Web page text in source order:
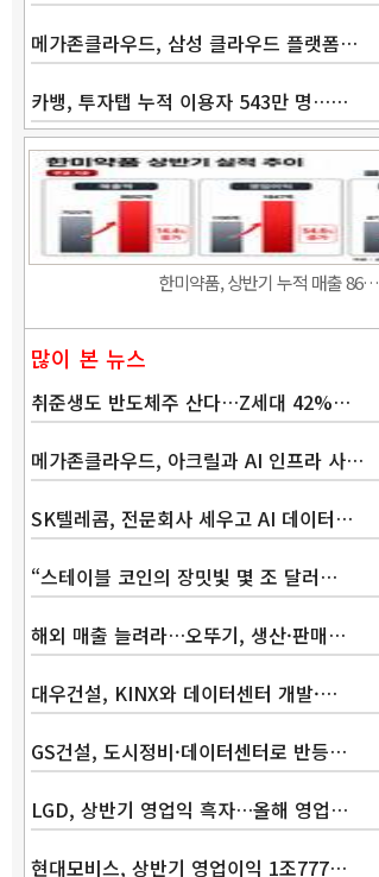
메가존클라우드, 삼성 클라우드 플랫폼…
카뱅, 투자탭 누적 이용자 543만 명……
한미약품, 상반기 누적 매출 86…
많이 본 뉴스
취준생도 반도체주 산다…Z세대 42%…
메가존클라우드, 아크릴과 AI 인프라 사…
SK텔레콤, 전문회사 세우고 AI 데이터…
“스테이블 코인의 장밋빛 몇 조 달러…
해외 매출 늘려라…오뚜기, 생산·판매…
대우건설, KINX와 데이터센터 개발·…
GS건설, 도시정비·데이터센터로 반등…
LGD, 상반기 영업익 흑자…올해 영업…
현대모비스, 상반기 영업이익 1조777…